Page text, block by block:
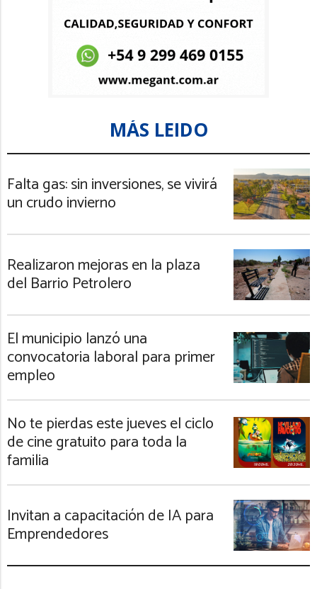
MÁS LEIDO
Falta gas: sin inversiones, se vivirá
un crudo invierno
Realizaron mejoras en la plaza
del Barrio Petrolero
El municipio lanzó una
convocatoria laboral para primer
empleo
No te pierdas este jueves el ciclo
de cine gratuito para toda la
familia
Invitan a capacitación de IA para
Emprendedores